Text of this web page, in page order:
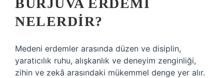
BURJUVA ERDEMI
NELERDIR?
Medeni erdemler arasında düzen ve disiplin,
yaratıcılık ruhu, alışkanlık ve deneyim zenginliği,
zihin ve zekâ arasındaki mükemmel denge yer alır.